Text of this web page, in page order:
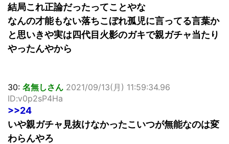
結局これ正論だったってことやな
なんの才能もない落ちこぼれ孤児に言ってる言葉か
と思いきや実は四代目火影のガキで親ガチャ当たり
やったんやから
30: 名無しさん 2021/09/13(月) 11:59:34.96
ID:v0p2sP4Ha
>>24
いや親ガチャ見抜けなかったこいつが無能なのは変
わらんやろ